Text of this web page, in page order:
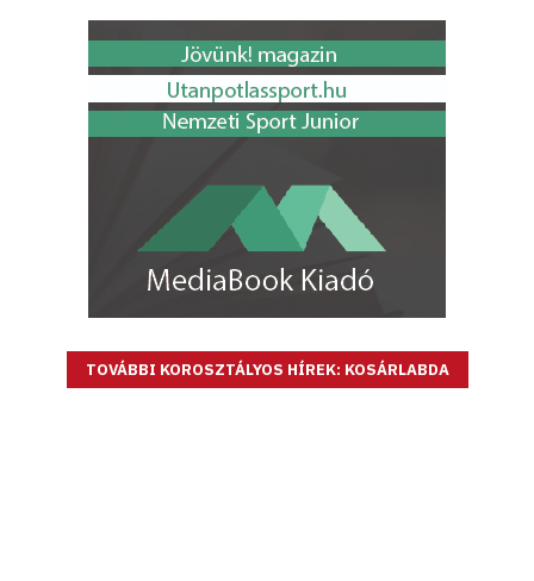
TOVÁBBI KOROSZTÁLYOS HÍREK: KOSÁRLABDA